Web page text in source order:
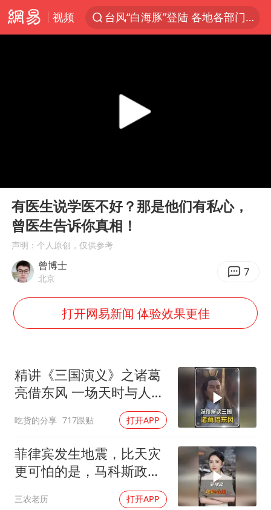
视频
台风“白海豚”登陆 各地各部门全力应对
我国发现稀散金属独立新矿物——乌斯河锗矿
朱一龙的鼻子怎么了
上海鼓励居家办公
周星驰妈妈现身香港首映礼
湖北启动重大气象灾害三级应急响应
三预警齐发 11个省份有大到暴雨
从科技创新看开局起步的时与势
Play
有医生说学医不好？那是他们有私心，
曾医生告诉你真相！
声明：个人原创，仅供参考
曾博士
北京 7
打开网易新闻 体验效果更佳
精讲《三国演义》之诸葛
亮借东风 一场天时与人性
吃货的分享 717跟贴 打开APP
菲律宾发生地震，比天灾
更可怕的是，马科斯政府
三农老历 打开APP